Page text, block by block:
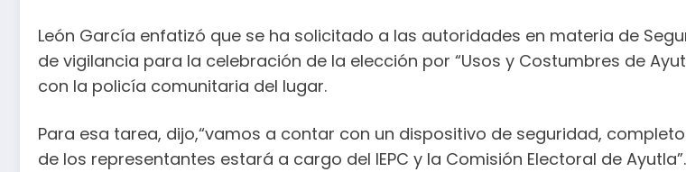
León García enfatizó que se ha solicitado a las autoridades en materia de
de vigilancia para la celebración de la elección por “Usos y Costumbres de
con la policía comunitaria del lugar.
Para esa tarea, dijo,“vamos a contar con un dispositivo de seguridad,
de los representantes estará a cargo del IEPC y la Comisión Electoral de Ayutla”.